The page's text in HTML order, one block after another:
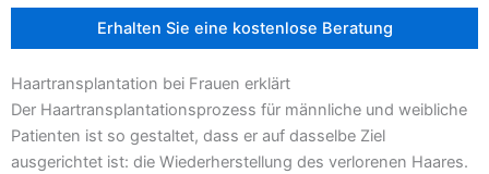
Erhalten Sie eine kostenlose Beratung
Haartransplantation bei Frauen erklärt
Der Haartransplantationsprozess für männliche und weibliche
Patienten ist so gestaltet, dass er auf dasselbe Ziel
ausgerichtet ist: die Wiederherstellung des verlorenen Haares.